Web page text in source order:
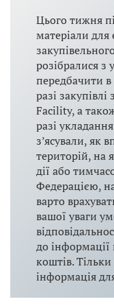
Цього тижня
матеріали для
розібралися з
передбачити в
разі
Facility, а
разі
з’ясували, як
територій, на
дії або
Федерацією,
варто
вашої уваги
до
коштів.
інформація